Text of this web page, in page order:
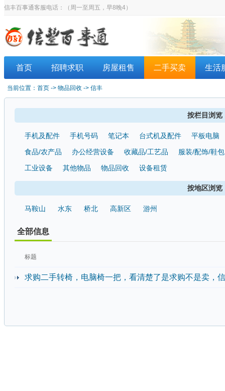
信丰百事通客服电话： （周一至周五，早8晚4）
首页 招聘求职 房屋租售 二手买卖 生活
当前位置： 首页 -> 物品回收 -> 信丰
按栏目浏览
手机及配件 手机号码 笔记本 台式机及配件
平板电脑
食品/农产品
办公经营设备 收藏品/工艺品
服装/配饰/鞋包
工业设备
其他物品 物品回收 设备租赁
按地区浏览
马鞍山 水东 桥北 高新区 游州
全部信息
标题
求购二手转椅，电脑椅一把，看清楚了是求购不是卖，